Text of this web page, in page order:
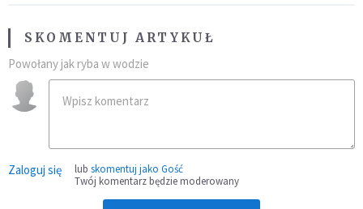
SKOMENTUJ ARTYKUŁ
Powołany jak ryba w wodzie
Zaloguj się lub skomentuj jako Gość
Twój komentarz będzie moderowany